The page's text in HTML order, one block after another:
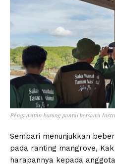
Pengamatan burung pantai bersama
Sembari menunjukkan
pada ranting mangrove,
harapannya kepada